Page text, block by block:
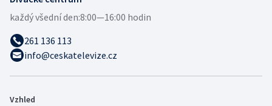
každý všední den:8:00—16:00 hodin
261 136 113
info@ceskatelevize.cz
Vzhled